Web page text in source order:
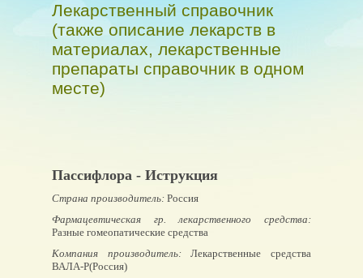
Лекарственный справочник
(также описание лекарств в
материалах, лекарственные
препараты справочник в одном
месте)
Пассифлора - Иструкция
Страна производитель: Россия
Фармацевтическая гр. лекарственного средства:
Разные гомеопатические средства
Компания производитель:Лекарственные средства
ВАЛА-Р(Россия)